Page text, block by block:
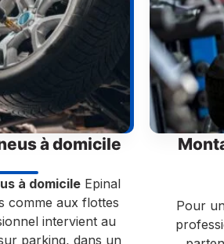
à domicile
à domicileEpinal
comme aux flottes
intervient au
parking, dans un
Pour